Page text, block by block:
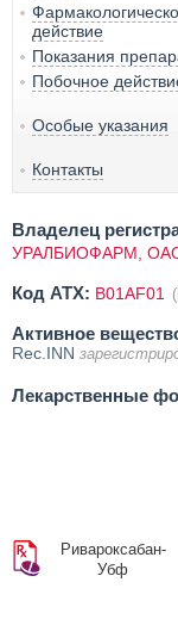
действие
Показания
Побочное
Особые указания
Контакты
Владелец
УРАЛБИОФАРМ,
Код ATX: B01AF01
Активное
Rec.INN
Лекарственные
Ривароксабан-
Убф